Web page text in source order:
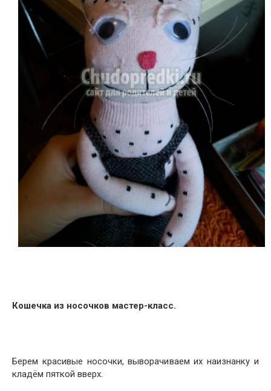
Кошечка из носочков мастер-класс.
Берем красивые носочки, выворачиваем их наизнанку и
кладём пяткой вверх.